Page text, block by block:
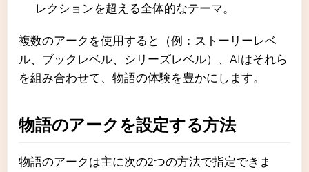
レクションを超える全体的なテーマ。
複数のアークを使用すると（例：ストーリーレベ
ル、ブックレベル、シリーズレベル）、AIはそれら
を組み合わせて、物語の体験を豊かにします。
物語のアークを設定する方法
物語のアークは主に次の2つの方法で指定できま